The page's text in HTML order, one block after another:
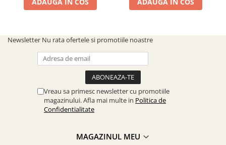
Newsletter Nu rata ofertele si promotiile noastre
Vreau sa primesc newsletter cu promotiile
magazinului. Afla mai multe in Politica de
Confidentialitate
MAGAZINUL MEU